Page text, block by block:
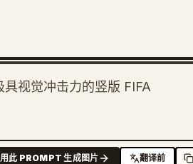
视觉冲击力的竖版 FIFA
用此 PROMPT 生成图片 翻译前